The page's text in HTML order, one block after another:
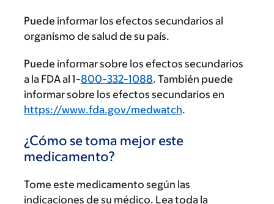
Puede informar los efectos secundarios al
organismo de salud de su país.
Puede informar sobre los efectos secundarios
a la FDA al 1-800-332-1088. También puede
informar sobre los efectos secundarios en
https://www.fda.gov/medwatch.
¿Cómo se toma mejor este
medicamento?
Tome este medicamento según las
indicaciones de su médico. Lea toda la